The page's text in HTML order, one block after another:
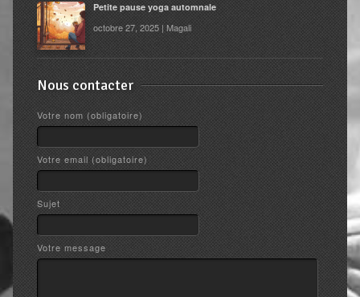
Petite pause yoga automnale
octobre 27, 2025 | Magali
Nous contacter
Votre nom (obligatoire)
Votre email (obligatoire)
Sujet
Votre message